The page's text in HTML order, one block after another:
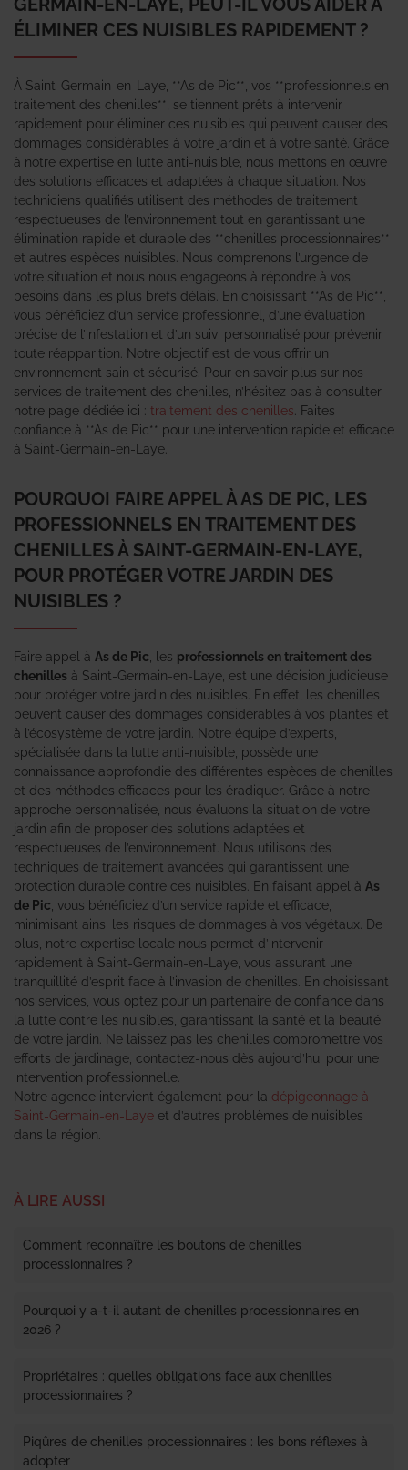
ÉLIMINER CES NUISIBLES RAPIDEMENT ?
À Saint-Germain-en-Laye, **As de Pic**, vos **professionnels en
traitement des chenilles**, se tiennent prêts à intervenir
rapidement pour éliminer ces nuisibles qui peuvent causer des
dommages considérables à votre jardin et à votre santé. Grâce
à notre expertise en lutte anti-nuisible, nous mettons en œuvre
des solutions efficaces et adaptées à chaque situation. Nos
techniciens qualifiés utilisent des méthodes de traitement
respectueuses de l’environnement tout en garantissant une
élimination rapide et durable des **chenilles processionnaires**
et autres espèces nuisibles. Nous comprenons l’urgence de
votre situation et nous nous engageons à répondre à vos
besoins dans les plus brefs délais. En choisissant **As de Pic**,
vous bénéficiez d’un service professionnel, d’une évaluation
précise de l’infestation et d’un suivi personnalisé pour prévenir
toute réapparition. Notre objectif est de vous offrir un
environnement sain et sécurisé. Pour en savoir plus sur nos
services de traitement des chenilles, n’hésitez pas à consulter
notre page dédiée ici : traitement des chenilles . Faites
confiance à **As de Pic** pour une intervention rapide et efficace
à Saint-Germain-en-Laye.
POURQUOI FAIRE APPEL À AS DE PIC, LES
PROFESSIONNELS EN TRAITEMENT DES
CHENILLES À SAINT-GERMAIN-EN-LAYE,
POUR PROTÉGER VOTRE JARDIN DES
NUISIBLES ?
Faire appel à As de Pic , les professionnels en traitement des
chenilles à Saint-Germain-en-Laye, est une décision judicieuse
pour protéger votre jardin des nuisibles. En effet, les chenilles
peuvent causer des dommages considérables à vos plantes et
à l’écosystème de votre jardin. Notre équipe d’experts,
spécialisée dans la lutte anti-nuisible, possède une
connaissance approfondie des différentes espèces de chenilles
et des méthodes efficaces pour les éradiquer. Grâce à notre
approche personnalisée, nous évaluons la situation de votre
jardin afin de proposer des solutions adaptées et
respectueuses de l’environnement. Nous utilisons des
techniques de traitement avancées qui garantissent une
protection durable contre ces nuisibles. En faisant appel à As
de Pic , vous bénéficiez d’un service rapide et efficace,
minimisant ainsi les risques de dommages à vos végétaux. De
plus, notre expertise locale nous permet d’intervenir
rapidement à Saint-Germain-en-Laye, vous assurant une
tranquillité d’esprit face à l’invasion de chenilles. En choisissant
nos services, vous optez pour un partenaire de confiance dans
la lutte contre les nuisibles, garantissant la santé et la beauté
de votre jardin. Ne laissez pas les chenilles compromettre vos
efforts de jardinage, contactez-nous dès aujourd’hui pour une
intervention professionnelle.
Notre agence intervient également pour la dépigeonnage à
Saint-Germain-en-Laye et d’autres problèmes de nuisibles
dans la région.
À LIRE AUSSI
Comment reconnaître les boutons de chenilles
processionnaires ?
Pourquoi y a-t-il autant de chenilles processionnaires en
2026 ?
Propriétaires : quelles obligations face aux chenilles
processionnaires ?
Piqûres de chenilles processionnaires : les bons réflexes à
adopter